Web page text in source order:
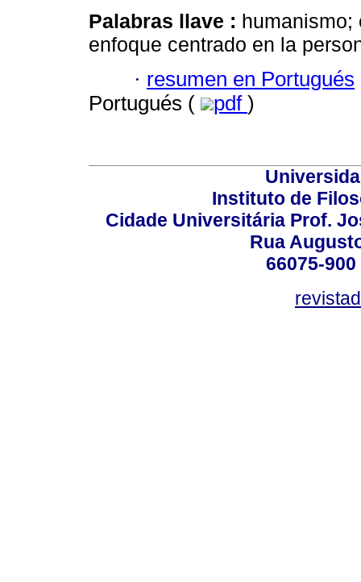
Palabras llave : humanismo;
enfoque centrado en la
· resumen en Portugués
Portugués (
pdf )
Instituto de
Cidade Universitária Prof.
Rua
66075-